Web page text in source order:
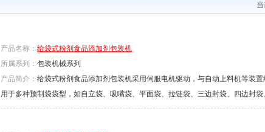
当
产品名称： 给袋式粉剂食品添加剂包装机
所属系列： 包装机械系列
产品简介： 给袋式粉剂食品添加剂包装机采用伺服电机驱动，与自动上料机等装
用于多种预制袋袋型，如自立袋、吸嘴袋、平面袋、拉链袋、三边封袋、四边封袋